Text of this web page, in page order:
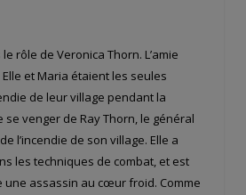
rôle de Veronica Thorn. L’amie
et Maria étaient les seules
de leur village pendant la
se venger de Ray Thorn, le général
l’incendie de son village. Elle a
les techniques de combat, et est
assassin au cœur froid. Comme